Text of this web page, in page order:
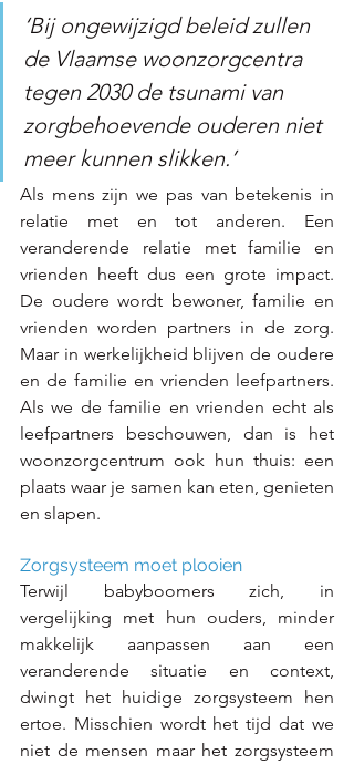
‘Bij ongewijzigd beleid zullen
de Vlaamse woonzorgcentra
tegen 2030 de tsunami van
zorgbehoevende ouderen niet
meer kunnen slikken.’
Als mens zijn we pas van betekenis in
relatie met en tot anderen. Een
veranderende relatie met familie en
vrienden heeft dus een grote impact.
De oudere wordt bewoner, familie en
vrienden worden partners in de zorg.
Maar in werkelijkheid blijven de oudere
en de familie en vrienden leefpartners.
Als we de familie en vrienden echt als
leefpartners beschouwen, dan is het
woonzorgcentrum ook hun thuis: een
plaats waar je samen kan eten, genieten
en slapen.
Zorgsysteem moet plooien
Terwijl babyboomers zich, in
vergelijking met hun ouders, minder
makkelijk aanpassen aan een
veranderende situatie en context,
dwingt het huidige zorgsysteem hen
ertoe. Misschien wordt het tijd dat we
niet de mensen maar het zorgsysteem